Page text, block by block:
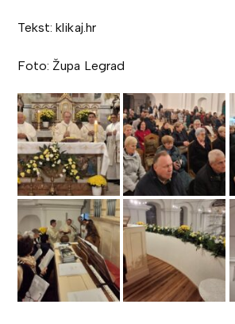
Tekst: klikaj.hr
Foto: Župa Legrad